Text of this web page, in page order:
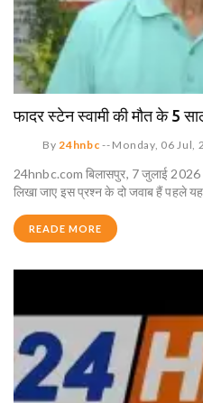
फादर स्टेन स्वामी की मौत के 5
By24hnbc -- Monday, 06 Jul,
24hnbc.com बिलासपुर, 7 जुलाई 2026।
लिखा जाए इस प्रश्न के दो जवाब हैं पहले यह
READE MORE